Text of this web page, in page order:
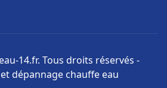
14.fr. Tous droits réservés -
dépannage chauffe eau